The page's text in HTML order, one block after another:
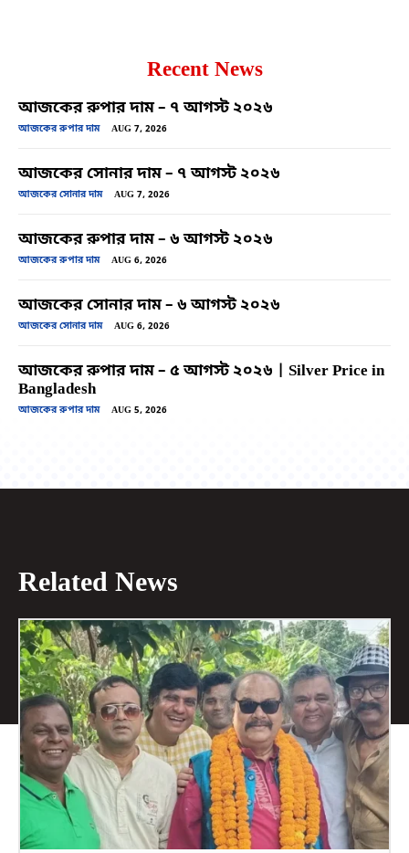
Recent News
আজকের রুপার দাম – ৭ আগস্ট ২০২৬
আজকের রুপার দাম AUG 7, 2026
আজকের সোনার দাম – ৭ আগস্ট ২০২৬
আজকের সোনার দাম AUG 7, 2026
আজকের রুপার দাম – ৬ আগস্ট ২০২৬
আজকের রুপার দাম AUG 6, 2026
আজকের সোনার দাম – ৬ আগস্ট ২০২৬
আজকের সোনার দাম AUG 6, 2026
আজকের রুপার দাম – ৫ আগস্ট ২০২৬ | Silver Price in
Bangladesh
আজকের রুপার দাম AUG 5, 2026
Related News